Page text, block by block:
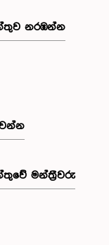
නරඹන්න
මන්ත්‍රීවරු